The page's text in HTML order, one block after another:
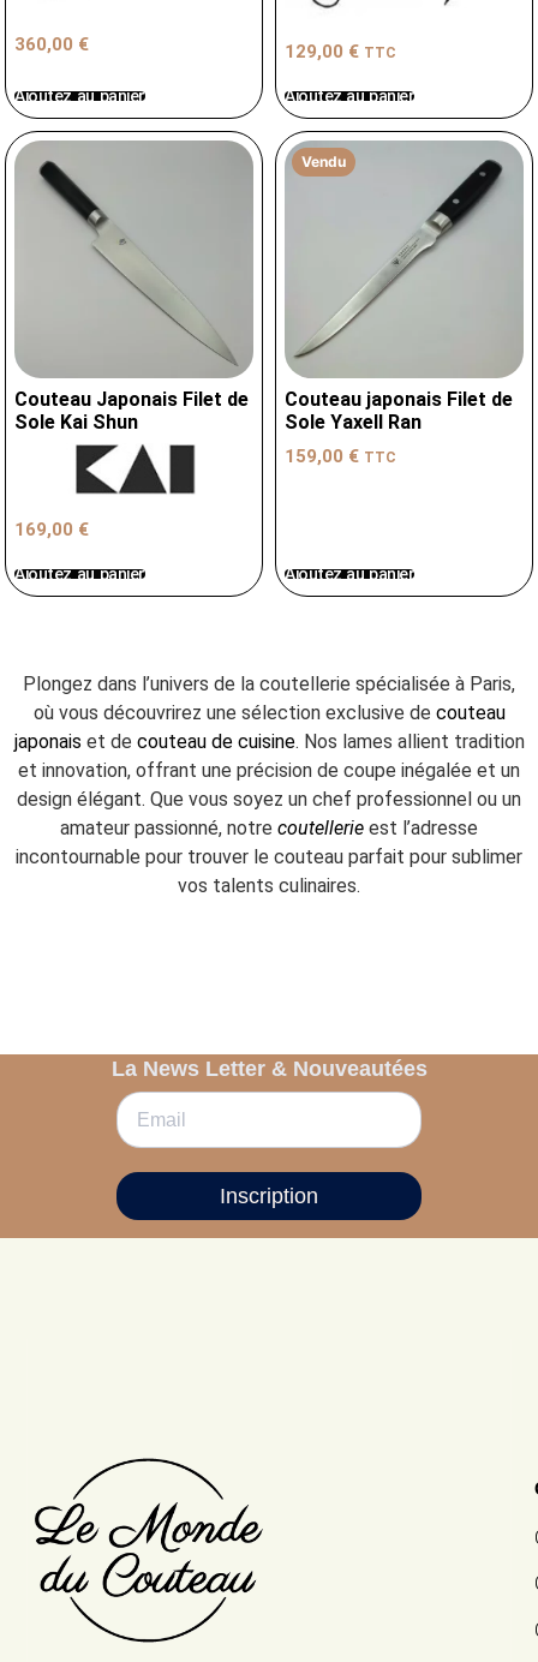
360,00 €
Ajoutez au panier
129,00 € TTC
Ajoutez au panier
Couteau Japonais Filet de
Sole Kai Shun
169,00 €
Ajoutez au panier
Vendu
Couteau japonais Filet de
Sole Yaxell Ran
159,00 € TTC
Ajoutez au panier
Plongez dans l’univers de la coutellerie spécialisée à Paris,
où vous découvrirez une sélection exclusive de couteau
japonais et de couteau de cuisine. Nos lames allient tradition
et innovation, offrant une précision de coupe inégalée et un
design élégant. Que vous soyez un chef professionnel ou un
amateur passionné, notre coutellerie est l’adresse
incontournable pour trouver le couteau parfait pour sublimer
vos talents culinaires.
La News Letter & Nouveautées
Inscription